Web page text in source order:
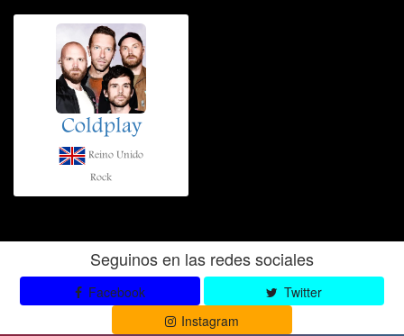
Coldplay
Reino Unido
Rock
Seguinos en las redes sociales
Facebook
Twitter
Instagram